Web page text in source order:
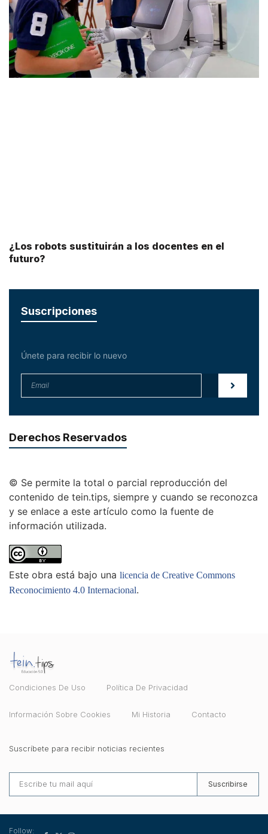
¿Los robots sustituirán a los docentes en el
futuro?
Suscripciones
Únete para recibir lo nuevo
Derechos Reservados
© Se permite la total o parcial reproducción del
contenido de tein.tips, siempre y cuando se reconozca
y se enlace a este artículo como la fuente de
información utilizada.
Este obra está bajo una licencia de Creative Commons
Reconocimiento 4.0 Internacional.
Condiciones De Uso Política De Privacidad
Información Sobre Cookies Mi Historia Contacto
Suscríbete para recibir noticias recientes
Suscribirse
Follow: